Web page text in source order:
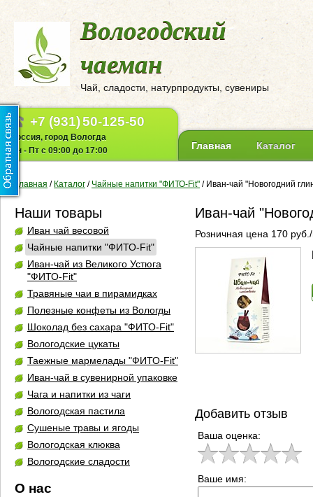
Вологодский
чаеман
Чай, сладости, натурпродукты, сувениры
+7 (931)50-125-50
Россия, город Вологда
Пн - Пт с 09:00 до 17:00
Главная Каталог
Главная / Каталог / Чайные напитки "ФИТО-Fit" / Иван-чай "Новогодний
Наши товары
Иван чай весовой
Чайные напитки "ФИТО-Fit"
Иван-чай из Великого Устюга
"ФИТО-Fit"
Травяные чаи в пирамидках
Полезные конфеты из Вологды
Шоколад без сахара "ФИТО-Fit"
Вологодские цукаты
Таежные мармелады "ФИТО-Fit"
Иван-чай в сувенирной упаковке
Чага и напитки из чаги
Вологодская пастила
Сушеные травы и ягоды
Вологодская клюква
Вологодские сладости
О нас
Иван-чай
Розничная цена 170
Добавить отзыв
Ваша оценка:
Ваше имя: